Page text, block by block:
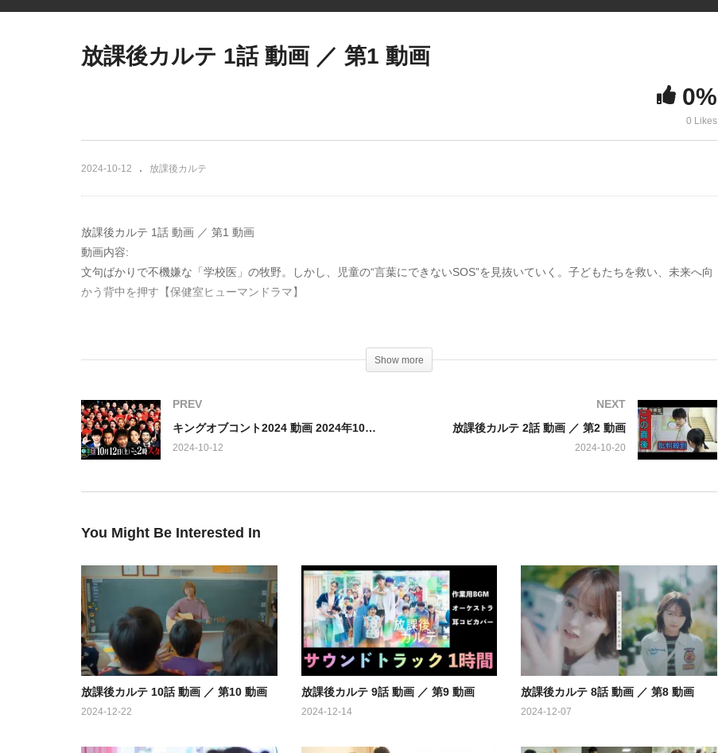
放課後カルテ 1話 動画 ／ 第1 動画
0%
0 Likes
2024-10-12 放課後カルテ
放課後カルテ 1話 動画 ／ 第1 動画
動画内容:
文句ばかりで不機嫌な「学校医」の牧野。しかし、児童の“言葉にできないSOS”を見抜いていく。子どもたちを救い、未来へ向
かう背中を押す【保健室ヒューマンドラマ】
つ牧野に、児童たちも、6年担任・篠谷も唖然。牧野は医師を学校に常駐させるという新たな試みで大学病院から送られてき
た。その日、いつものように保健室にやってきた児童・ゆき。授業中にもよく居眠りをしてしまうゆきは、保健室で寝る時間が
出演：
松下洸平 森川葵 ホラン千秋 加藤千尋 高野洸 / 美村里江 塚本高史 / 六角慎司 平岡祐太 吉沢悠 田辺誠一 ほか
Show more
PREV
キングオブコント2024 動画 2024年10月12日 241012 コント日本一決定戦！優勝は？MCダウンタウン浜田雅功
2024-10-12
NEXT
放課後カルテ 2話 動画 ／ 第2 動画
2024-10-20
You Might Be Interested In
放課後カルテ 10話 動画 ／ 第10 動画
2024-12-22
放課後カルテ 9話 動画 ／ 第9 動画
2024-12-14
放課後カルテ 8話 動画 ／ 第8 動画
2024-12-07